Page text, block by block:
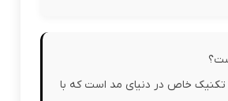
خاص در دنیای مد است که با